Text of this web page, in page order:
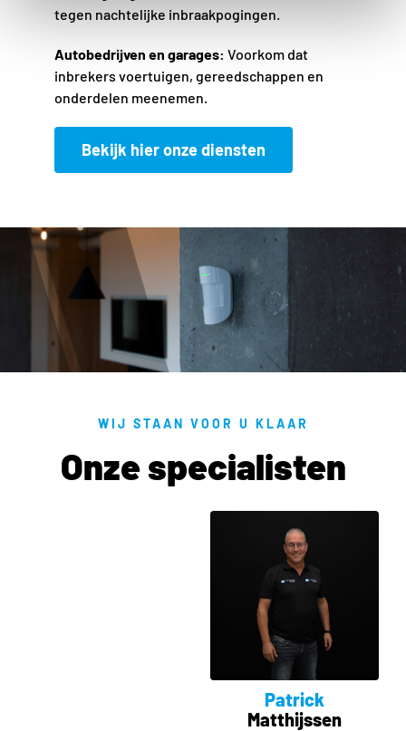
tegen nachtelijke inbraakpogingen.
Autobedrijven en garages: Voorkom dat
inbrekers voertuigen, gereedschappen en
onderdelen meenemen.
Bekijk hier onze diensten
WIJ STAAN VOOR U KLAAR
Onze specialisten
Patrick
Matthijssen